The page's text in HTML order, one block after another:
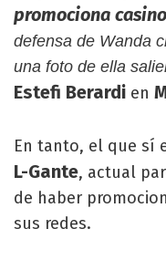
promociona
defensa de Wanda
una foto de ella
Estefi Berardi en
En tanto, el que sí
L-Gante, actual
de haber
sus redes.